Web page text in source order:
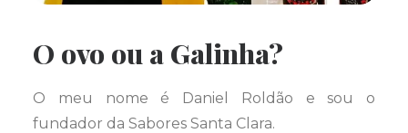
O ovo ou a Galinha?
O meu nome é Daniel Roldão e sou o
fundador da Sabores Santa Clara.